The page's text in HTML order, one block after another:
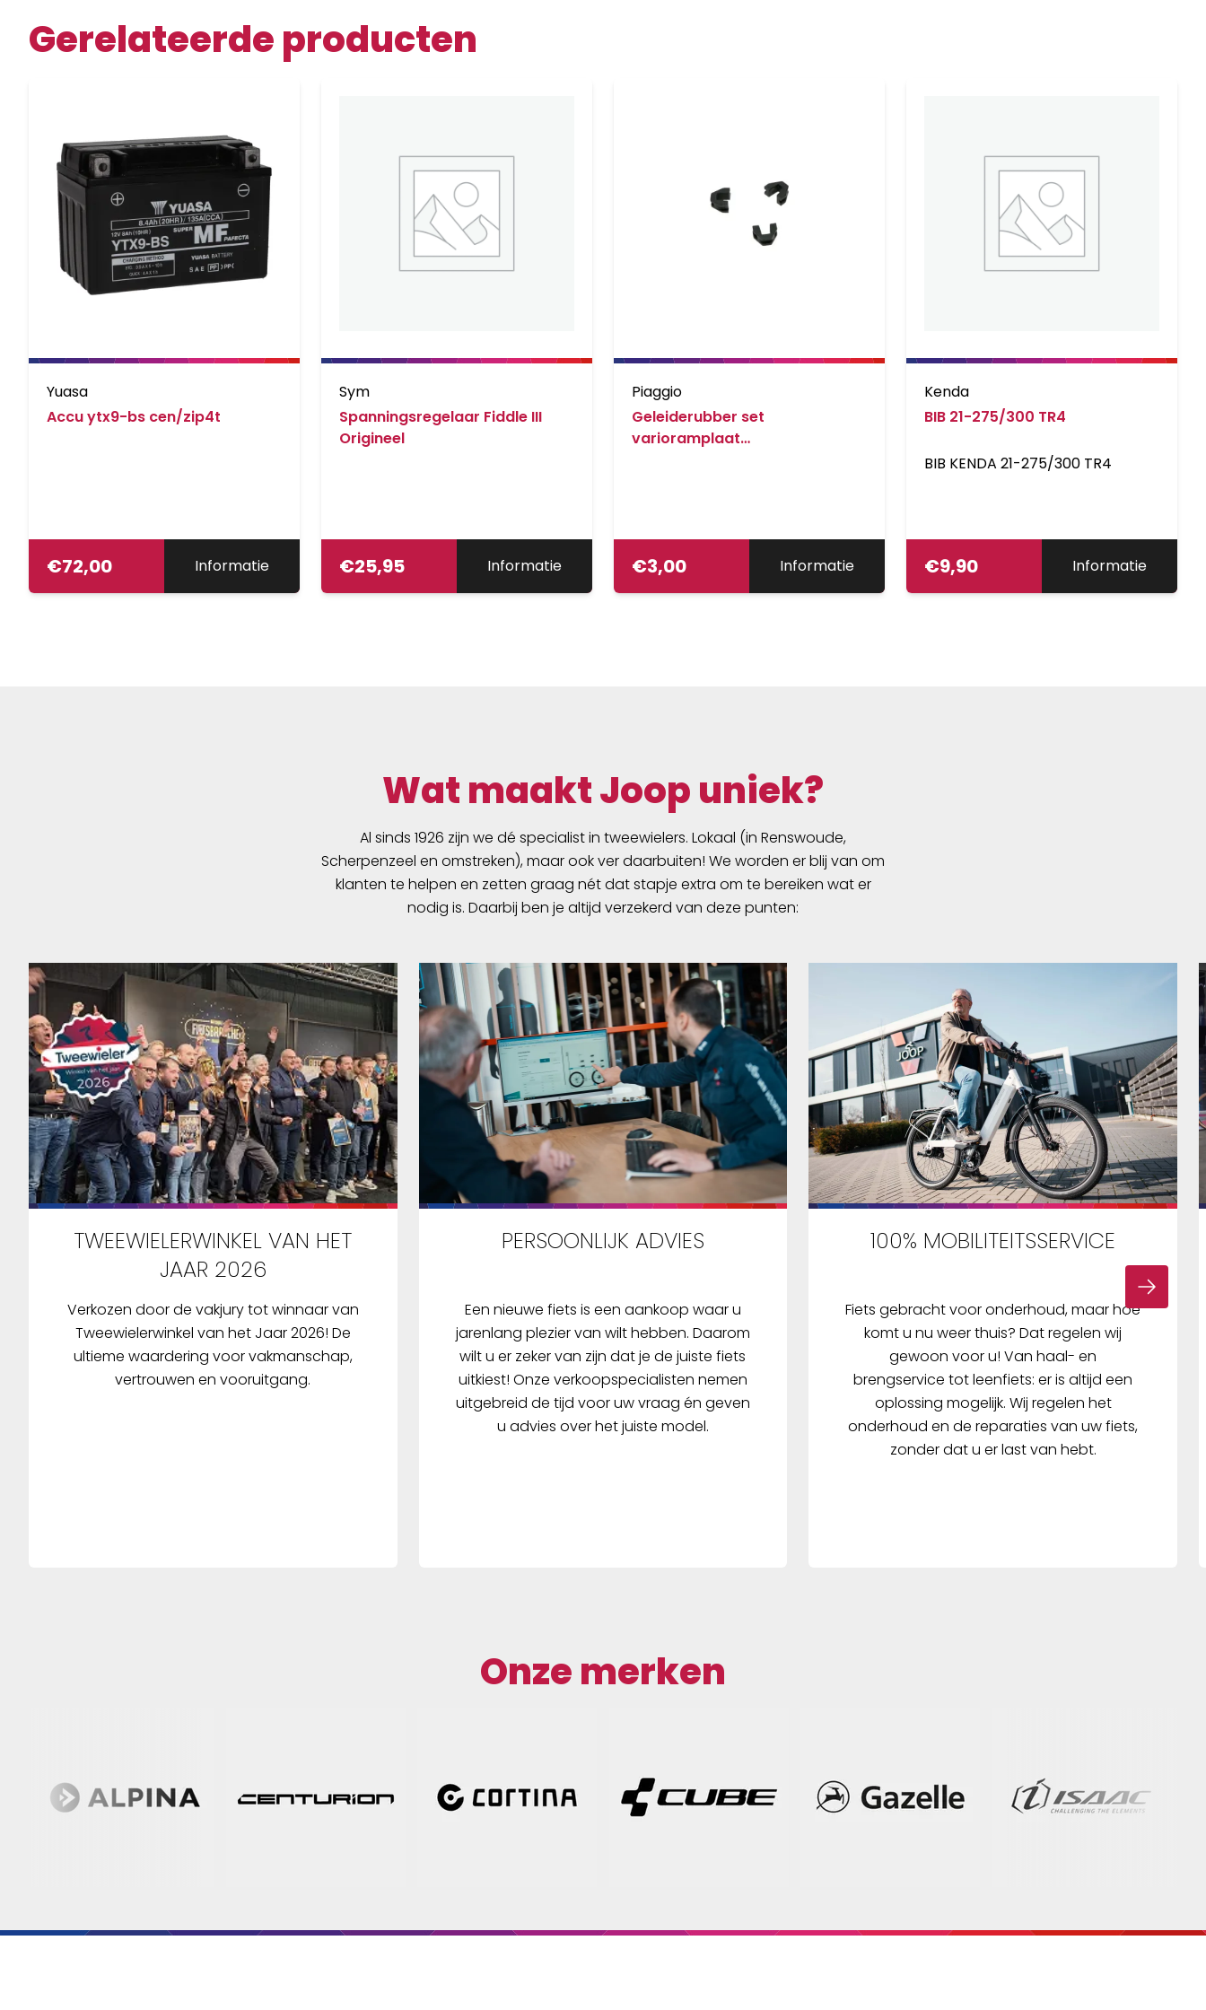
Gerelateerde producten
Yuasa
Accu ytx9-bs cen/zip4t
€72,00 Informatie
Sym
Spanningsregelaar Fiddle III
Origineel
€25,95 Informatie
Piaggio
Geleiderubber set
varioramplaat
€3,00 Informatie
Kenda
BIB 21-275/300 TR4
BIB KENDA 21-275/300 TR4
€9,90 Informatie
Wat maakt Joop uniek?
Al sinds 1926 zijn we dé specialist in tweewielers. Lokaal (in Renswoude,
Scherpenzeel en omstreken), maar ook ver daarbuiten! We worden er blij van om
klanten te helpen en zetten graag nét dat stapje extra om te bereiken wat er
nodig is. Daarbij ben je altijd verzekerd van deze punten:
TWEEWIELERWINKEL VAN HET
JAAR 2026
Verkozen door de vakjury tot winnaar van
Tweewielerwinkel van het Jaar 2026! De
ultieme waardering voor vakmanschap,
vertrouwen en vooruitgang.
PERSOONLIJK ADVIES
Een nieuwe fiets is een aankoop waar u
jarenlang plezier van wilt hebben. Daarom
wilt u er zeker van zijn dat je de juiste fiets
uitkiest! Onze verkoopspecialisten nemen
uitgebreid de tijd voor uw vraag én geven
u advies over het juiste model.
100% MOBILITEITSSERVICE
Fiets gebracht voor onderhoud, maar hoe
komt u nu weer thuis? Dat regelen wij
gewoon voor u! Van haal- en
brengservice tot leenfiets: er is altijd een
oplossing mogelijk. Wij regelen het
onderhoud en de reparaties van uw fiets,
zonder dat u er last van hebt.
Onze merken